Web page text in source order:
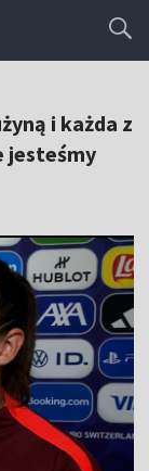
i każda z
jesteśmy